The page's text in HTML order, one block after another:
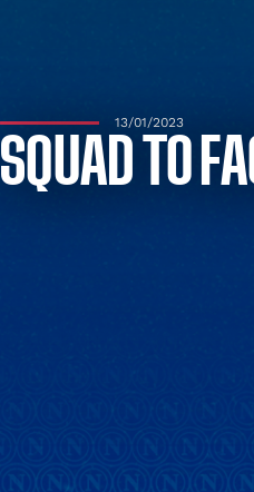
13/01/2023
SQUAD TO